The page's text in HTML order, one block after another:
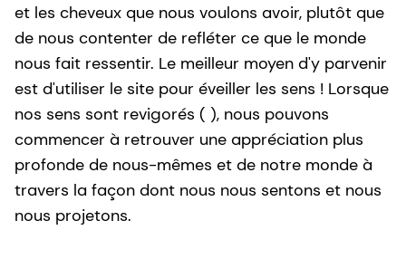
et les cheveux que nous voulons avoir, plutôt que
de nous contenter de refléter ce que le monde
nous fait ressentir. Le meilleur moyen d'y parvenir
est d'utiliser le site pour éveiller les sens ! Lorsque
nos sens sont revigorés ( ), nous pouvons
commencer à retrouver une appréciation plus
profonde de nous-mêmes et de notre monde à
travers la façon dont nous nous sentons et nous
nous projetons.